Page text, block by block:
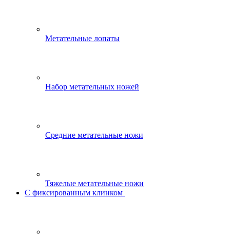
Метательные лопаты
Набор метательных ножей
Средние метательные ножи
Тяжелые метательные ножи
С фиксированным клинком